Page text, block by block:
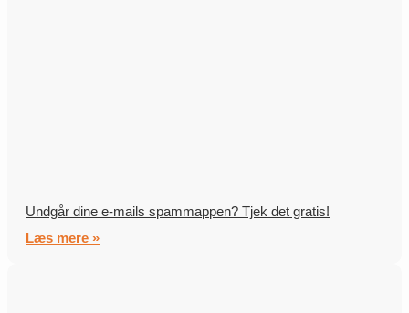
Undgår dine e-mails spammappen? Tjek det gratis!
Læs mere »